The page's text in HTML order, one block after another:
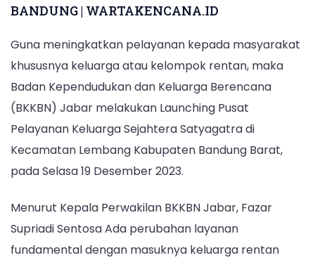
BANDUNG | WARTAKENCANA.ID
Guna meningkatkan pelayanan kepada masyarakat
khususnya keluarga atau kelompok rentan, maka
Badan Kependudukan dan Keluarga Berencana
(BKKBN) Jabar melakukan Launching Pusat
Pelayanan Keluarga Sejahtera Satyagatra di
Kecamatan Lembang Kabupaten Bandung Barat,
pada Selasa 19 Desember 2023.
Menurut Kepala Perwakilan BKKBN Jabar, Fazar
Supriadi Sentosa Ada perubahan layanan
fundamental dengan masuknya keluarga rentan